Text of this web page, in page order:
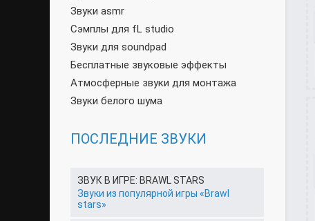
Звуки asmr
Сэмплы для fL studio
Звуки для soundpad
Бесплатные звуковые эффекты
Атмосферные звуки для монтажа
Звуки белого шума
ПОСЛЕДНИЕ ЗВУКИ
ЗВУК В ИГРЕ: BRAWL STARS
Звуки из популярной игры «Brawl
stars»